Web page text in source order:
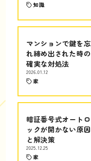
知識
マンションで鍵を忘
れ締め出された時の
確実な対処法
2026.01.12
家
暗証番号式オートロ
ックが開かない原因
と解決策
2025.12.25
家